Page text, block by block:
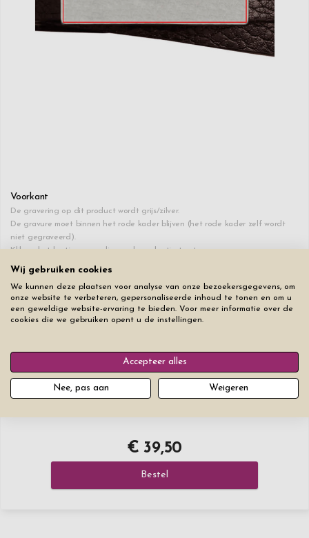
Voorkant
De gravering op dit product wordt grijs/zilver.
De gravure moet binnen het rode kader blijven (het rode kader zelf wordt
niet gegraveerd).
Klik op het hartje om op die regel een hartje toe te voegen.
0/20 ♥ +€ 0
Lettertype Lettergrootte
€ 39,50
Bestel
Wij gebruiken cookies
We kunnen deze plaatsen voor analyse van onze bezoekersgegevens, om
onze website te verbeteren, gepersonaliseerde inhoud te tonen en om u
een geweldige website-ervaring te bieden. Voor meer informatie over de
cookies die we gebruiken opent u de instellingen.
Accepteer alles
Nee, pas aan Weigeren